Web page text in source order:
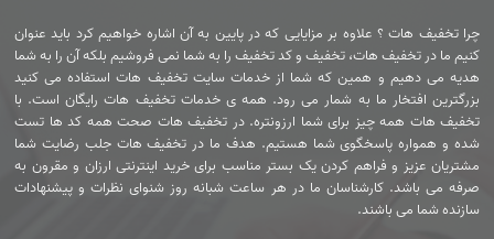
چرا تخفیف هات ؟ علاوه بر مزایایی که در پایین به آن اشاره خواهیم کرد باید عنوان
کنیم ما در تخفیف هات، تخفیف و کد تخفیف را به شما نمی فروشیم بلکه آن را به شما
هدیه می دهیم و همین که شما از خدمات سایت تخفیف هات استفاده می کنید
بزرگترین افتخار ما به شمار می رود. همه ی خدمات تخفیف هات رایگان است. با
تخفیف هات همه چیز برای شما ارزونتره. در تخفیف هات صحت همه کد ها تست
شده و همواره پاسخگوی شما هستیم. هدف ما در تخفیف هات جلب رضایت شما
مشتریان عزیز و فراهم کردن یک بستر مناسب برای خرید اینترنتی ارزان و مقرون به
صرفه می باشد. کارشناسان ما در هر ساعت شبانه روز شنوای نظرات و پیشنهادات
سازنده شما می باشند.